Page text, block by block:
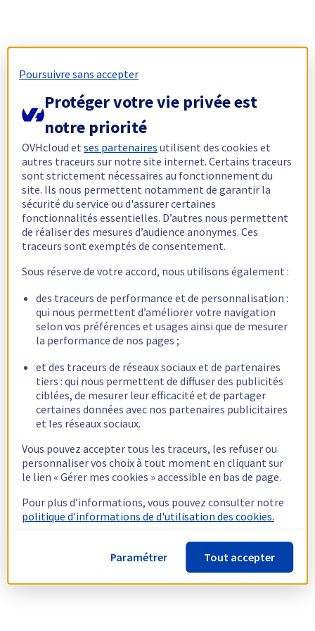
Poursuivre sans accepter
Protéger votre vie privée est
notre priorité
OVHcloud etses partenaires utilisent des cookies et
autres traceurs sur notre site internet. Certains traceurs
sont strictement nécessaires au fonctionnement du
site. Ils nous permettent notamment de garantir la
sécurité du service ou d'assurer certaines
fonctionnalités essentielles. D’autres nous permettent
de réaliser des mesures d’audience anonymes. Ces
traceurs sont exemptés de consentement.
Sous réserve de votre accord, nous utilisons également :
des traceurs de performance et de personnalisation :
qui nous permettent d’améliorer votre navigation
selon vos préférences et usages ainsi que de mesurer
la performance de nos pages ;
et des traceurs de réseaux sociaux et de partenaires
tiers : qui nous permettent de diffuser des publicités
ciblées, de mesurer leur efficacité et de partager
certaines données avec nos partenaires publicitaires
et les réseaux sociaux.
Vous pouvez accepter tous les traceurs, les refuser ou
personnaliser vos choix à tout moment en cliquant sur
le lien « Gérer mes cookies » accessible en bas de page.
Pour plus d’informations, vous pouvez consulter notre
politique d'informations de d'utilisation des cookies.
Paramétrer Tout accepter